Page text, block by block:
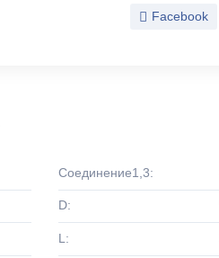
Facebook
Соединение1,3:
D:
L: